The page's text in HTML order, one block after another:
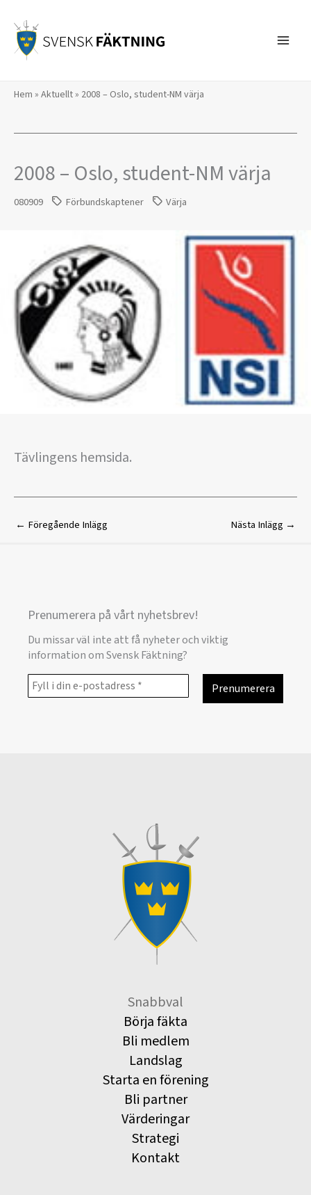
innehåll
Hem » Aktuellt» 2008 – Oslo, student-NM värja
2008 – Oslo, student-NM värja
080909 Förbundskaptener Värja
Tävlingens hemsida.
← Föregående Inlägg Nästa Inlägg →
Prenumerera på vårt nyhetsbrev!
Du missar väl inte att få nyheter och viktig
information om Svensk Fäktning?
Snabbval
Börja fäkta
Bli medlem
Landslag
Starta en förening
Bli partner
Värderingar
Strategi
Kontakt